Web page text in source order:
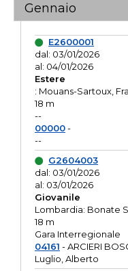
Gennaio
E2600001
dal: 03/01/2026
al: 04/01/2026
Estere
: Mouans-Sartoux,
18 m
--
00000-
--
G2604003
dal: 03/01/2026
al: 03/01/2026
Giovanile
Lombardia: Bonate
18 m
Gara Interregionale
04161 - ARCIERI
Luglio, Alberto